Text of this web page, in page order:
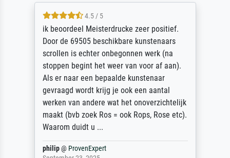
4.5 / 5
ik beoordeel Meisterdrucke zeer positief.
Door de 69505 beschikbare kunstenaars
scrollen is echter onbegonnen werk (na
stoppen begint het weer van voor af aan).
Als er naar een bepaalde kunstenaar
gevraagd wordt krijg je ook een aantal
werken van andere wat het onoverzichtelijk
maakt (bvb zoek Ros = ook Rops, Rose etc).
Waarom duidt u ...
philip@ ProvenExpert